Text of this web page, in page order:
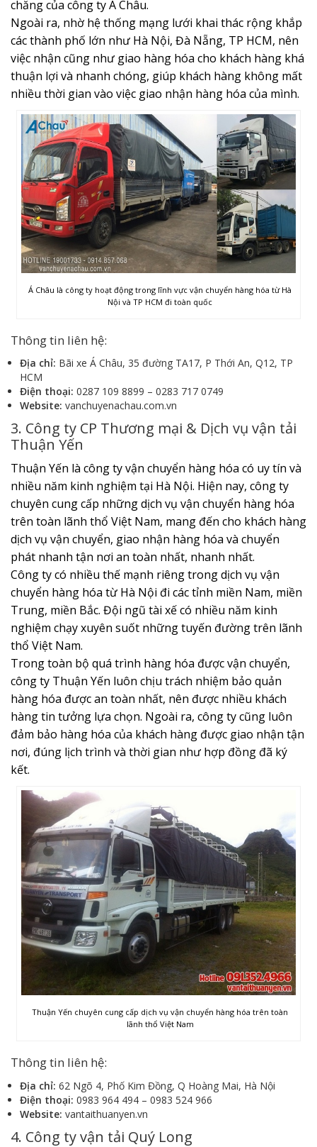
chăng của công ty Á Châu.
Ngoài ra, nhờ hệ thống mạng lưới khai thác rộng khắp
các thành phố lớn như Hà Nội, Đà Nẵng, TP HCM, nên
việc nhận cũng như giao hàng hóa cho khách hàng khá
thuận lợi và nhanh chóng, giúp khách hàng không mất
nhiều thời gian vào việc giao nhận hàng hóa của mình.
Á Châu là công ty hoạt động trong lĩnh vực vận chuyển hàng hóa từ Hà
Nội và TP HCM đi toàn quốc
Thông tin liên hệ:
Địa chỉ: Bãi xe Á Châu, 35 đường TA17, P Thới An, Q12, TP
HCM
Điện thoại: 0287 109 8899 – 0283 717 0749
Website: vanchuyenachau.com.vn
3. Công ty CP Thương mại & Dịch vụ vận tải
Thuận Yến
Thuận Yến là công ty vận chuyển hàng hóa có uy tín và
nhiều năm kinh nghiệm tại Hà Nội. Hiện nay, công ty
chuyên cung cấp những dịch vụ vận chuyển hàng hóa
trên toàn lãnh thổ Việt Nam, mang đến cho khách hàng
dịch vụ vận chuyển, giao nhận hàng hóa và chuyển
phát nhanh tận nơi an toàn nhất, nhanh nhất.
Công ty có nhiều thế mạnh riêng trong dịch vụ vận
chuyển hàng hóa từ Hà Nội đi các tỉnh miền Nam, miền
Trung, miền Bắc. Đội ngũ tài xế có nhiều năm kinh
nghiệm chạy xuyên suốt những tuyến đường trên lãnh
thổ Việt Nam.
Trong toàn bộ quá trình hàng hóa được vận chuyển,
công ty Thuận Yến luôn chịu trách nhiệm bảo quản
hàng hóa được an toàn nhất, nên được nhiều khách
hàng tin tưởng lựa chọn. Ngoài ra, công ty cũng luôn
đảm bảo hàng hóa của khách hàng được giao nhận tận
nơi, đúng lịch trình và thời gian như hợp đồng đã ký
kết.
Thuận Yến chuyên cung cấp dịch vụ vận chuyển hàng hóa trên toàn
lãnh thổ Việt Nam
Thông tin liên hệ:
Địa chỉ: 62 Ngõ 4, Phố Kim Đồng, Q Hoàng Mai, Hà Nội
Điện thoại: 0983 964 494 – 0983 524 966
Website: vantaithuanyen.vn
4. Công ty vận tải Quý Long